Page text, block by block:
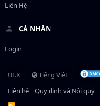
Liên Hệ
CÁ NHÂN
Login
UI.X
Tiếng Việt
Liên hệ
Quy định và Nội quy